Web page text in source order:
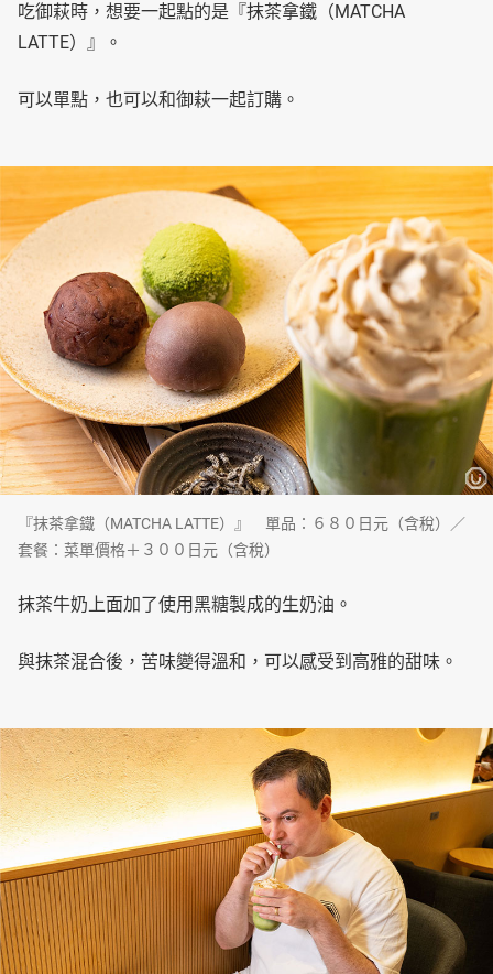
吃御萩時，想要一起點的是『抹茶拿鐵（MATCHA
LATTE）』。
可以單點，也可以和御萩一起訂購。
『抹茶拿鐵（MATCHA LATTE）』 單品：６８０日元（含稅）／
套餐：菜單價格＋３００日元（含稅）
抹茶牛奶上面加了使用黑糖製成的生奶油。
與抹茶混合後，苦味變得溫和，可以感受到高雅的甜味。